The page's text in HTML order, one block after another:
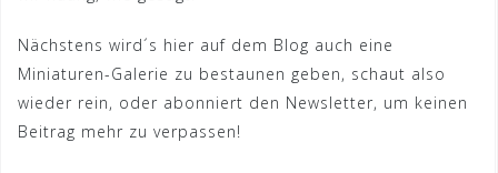
Nächstens wird´s hier auf dem Blog auch eine
Miniaturen-Galerie zu bestaunen geben, schaut also
wieder rein, oder abonniert den Newsletter, um keinen
Beitrag mehr zu verpassen!